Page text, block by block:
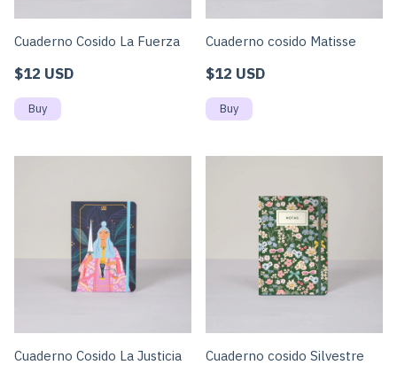
Cuaderno Cosido La Fuerza
$12 USD
Cuaderno cosido Matisse
$12 USD
Cuaderno Cosido La Justicia Cuaderno cosido Silvestre